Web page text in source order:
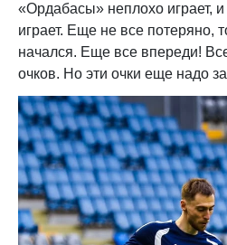
«Ордабасы» неплохо играет,
играет. Еще не все потеряно,
начался. Еще все впереди!
очков. Но эти очки еще надо